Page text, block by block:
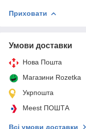
Приховати
Умови доставки
Нова Пошта
Магазини Rozetka
Укрпошта
Meest ПОШТА
Всі умови доставки